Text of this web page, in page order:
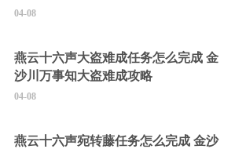
04-08
燕云十六声大盗难成任务怎么完成 金
沙川万事知大盗难成攻略
04-08
燕云十六声宛转藤任务怎么完成 金沙